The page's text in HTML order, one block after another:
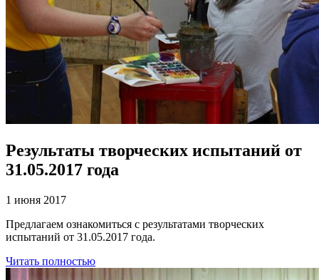
Результаты творческих испытаний от
31.05.2017 года
1 июня 2017
Предлагаем ознакомиться с результатами творческих
испытаний от 31.05.2017 года.
Читать полностью